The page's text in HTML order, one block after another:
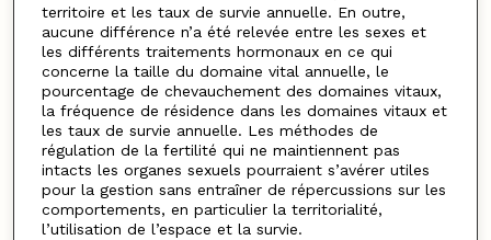
territoire et les taux de survie annuelle. En outre,
aucune différence n’a été relevée entre les sexes et
les différents traitements hormonaux en ce qui
concerne la taille du domaine vital annuelle, le
pourcentage de chevauchement des domaines vitaux,
la fréquence de résidence dans les domaines vitaux et
les taux de survie annuelle. Les méthodes de
régulation de la fertilité qui ne maintiennent pas
intacts les organes sexuels pourraient s’avérer utiles
pour la gestion sans entraîner de répercussions sur les
comportements, en particulier la territorialité,
l’utilisation de l’espace et la survie.